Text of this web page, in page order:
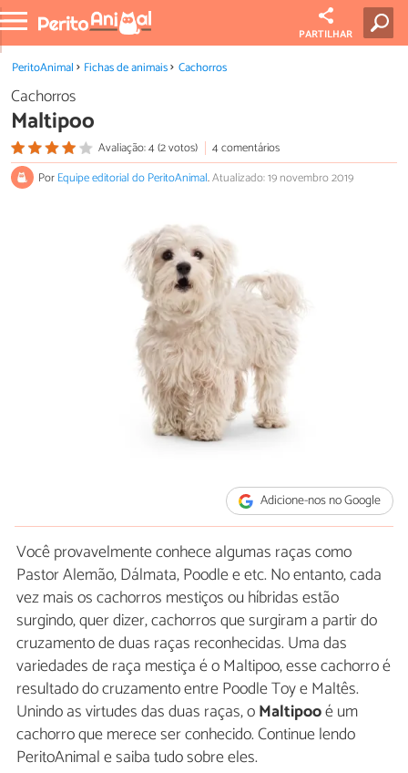
PARTILHAR
PeritoAnimal Fichas de animais Cachorros
Cachorros
Maltipoo
Avaliação: 4 (2 votos)
4 comentários
PorEquipe editorial do PeritoAnimal.Atualizado: 19 novembro 2019
Adicione-nos no Google
Você provavelmente conhece algumas raças como
Pastor Alemão, Dálmata, Poodle e etc. No entanto, cada
vez mais os cachorros mestiços ou híbridas estão
surgindo, quer dizer, cachorros que surgiram a partir do
cruzamento de duas raças reconhecidas. Uma das
variedades de raça mestiça é o Maltipoo, esse cachorro é
resultado do cruzamento entre Poodle Toy e Maltês.
Unindo as virtudes das duas raças, oMaltipooé um
cachorro que merece ser conhecido. Continue lendo
PeritoAnimal e saiba tudo sobre eles.